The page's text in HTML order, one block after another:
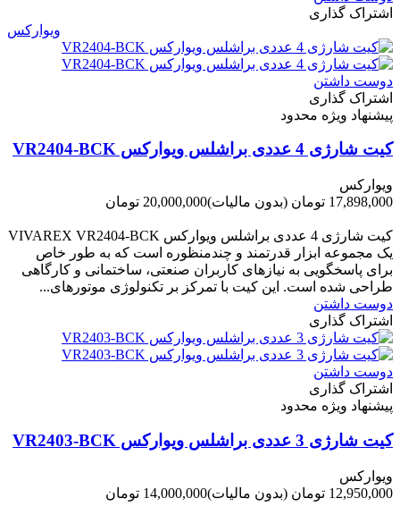
اشتراک گذاری
ویوارکس
دوست داشتن
اشتراک گذاری
پیشنهاد ویژه محدود
کیت شارژی 4 عددی براشلس ویوارکس VR2404-BCK
ویوارکس
17,898,000 تومان
(بدون مالیات)20,000,000 تومان
کیت شارژی 4 عددی براشلس ویوارکس VIVAREX VR2404-BCK
یک مجموعه ابزار قدرتمند و چندمنظوره است که به طور خاص
برای پاسخگویی به نیازهای کاربران صنعتی، ساختمانی و کارگاهی
طراحی شده است. این کیت با تمرکز بر تکنولوژی موتورهای...
دوست داشتن
اشتراک گذاری
دوست داشتن
اشتراک گذاری
پیشنهاد ویژه محدود
کیت شارژی 3 عددی براشلس ویوارکس VR2403-BCK
ویوارکس
12,950,000 تومان
(بدون مالیات)14,000,000 تومان